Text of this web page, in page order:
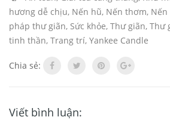
hương dễ chịu, Nến hũ, Nến thơm,
pháp thư giãn, Sức khỏe, Thư giãn, Thư
tinh thần, Trang trí, Yankee Candle
Chia sẻ:
Viết bình luận: